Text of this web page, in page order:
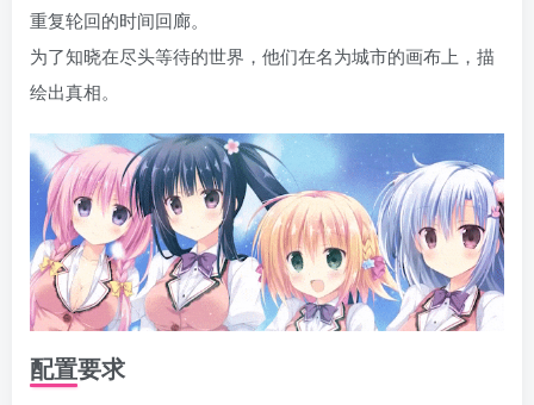
重复轮回的时间回廊。
为了知晓在尽头等待的世界，他们在名为城市的画布上，描
绘出真相。
配置要求